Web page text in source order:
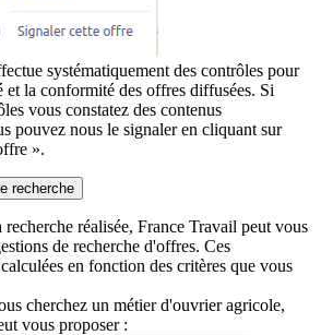
systématiquement des contrôles pour
la conformité des offres diffusées. Si
vous constatez des contenus
pouvez nous le signaler en cliquant sur
».
recherche
réalisée, France Travail peut vous
de recherche d'offres. Ces
en fonction des critères que vous
cherchez un métier d'ouvrier agricole,
vous proposer :